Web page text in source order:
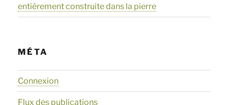
entièrement construite dans la pierre
MÉTA
Connexion
Flux des publications